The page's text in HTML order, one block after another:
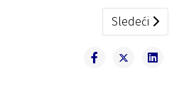
LISTA –LISTA SHQIPTARE
Sledeći
Sledeći